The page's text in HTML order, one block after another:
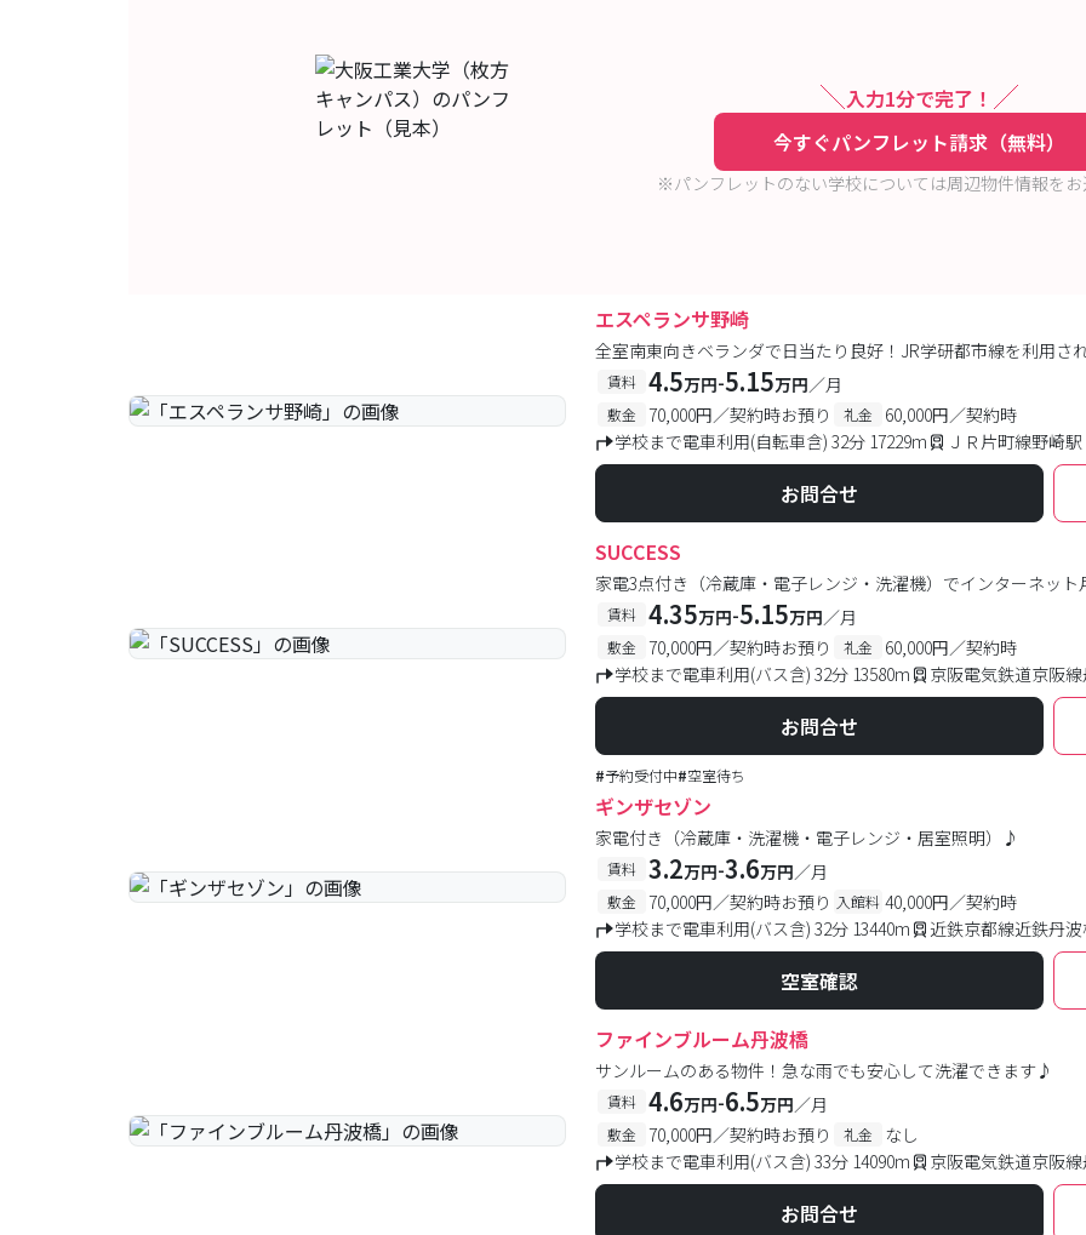
入力1分で完了！
今すぐパンフレット請求（無料）
※パンフレットのない学校については周辺物件情報をお
エスペランサ野崎
全室南東向きベランダで日当たり良好！JR学研都市線を利用
賃料 4.5万円-5.15万円／月
敷金 70,000円／契約時お預り 礼金
60,000円／契約時
学校まで電車利用(自転車含) 32分 17229m
ＪＲ片町線野崎
お問合せ
SUCCESS
家電3点付き（冷蔵庫・電子レンジ・洗濯機）でインターネッ
賃料 4.35万円-5.15万円／月
敷金 70,000円／契約時お預り 礼金
60,000円／契約時
学校まで電車利用(バス含) 32分 13580m
京阪電気鉄道京阪
お問合せ
#予約受付中#空室待ち
ギンザセゾン
家電付き（冷蔵庫・洗濯機・電子レンジ・居室照明）♪
賃料 3.2万円-3.6万円／月
敷金 70,000円／契約時お預り 入館料 40,000円／契約時
学校まで電車利用(バス含) 32分 13440m
近鉄京都線近鉄丹
空室確認
ファインブルーム丹波橋
サンルームのある物件！急な雨でも安心して洗濯できます♪
賃料 4.6万円-6.5万円／月
敷金 70,000円／契約時お預り 礼金
なし
学校まで電車利用(バス含) 33分 14090m
京阪電気鉄道京阪
お問合せ